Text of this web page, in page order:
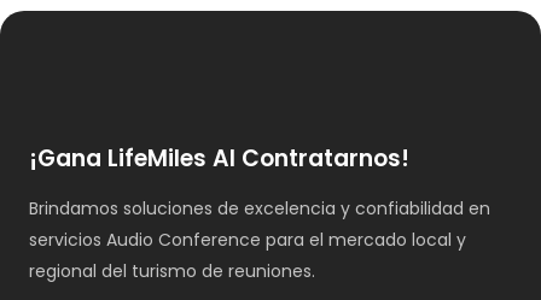
¡Gana LifeMiles Al Contratarnos!
Brindamos soluciones de excelencia y confiabilidad en
servicios Audio Conference para el mercado local y
regional del turismo de reuniones.